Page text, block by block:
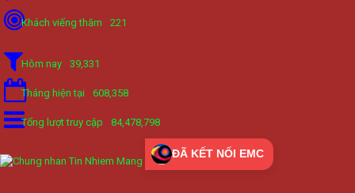
Khách viếng thăm 221
Hôm nay 39,331
Tháng hiện tại 608,358
Tổng lượt truy cập 84,478,798
ĐÃ KẾT NỐI EMC